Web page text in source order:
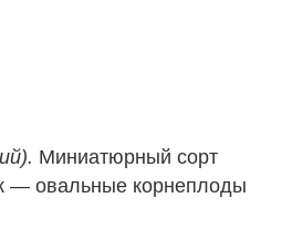
Миниатюрный сорт
— овальные корнеплоды